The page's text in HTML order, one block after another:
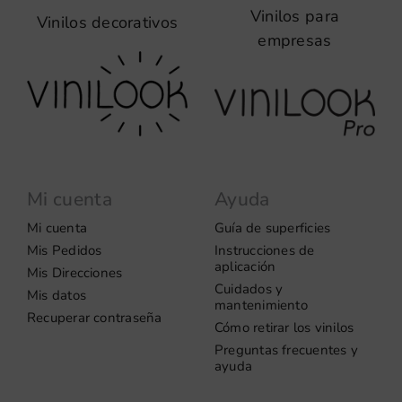
Vinilos decorativos
Mi cuenta
Mi cuenta
Mis Pedidos
Mis Direcciones
Mis datos
Recuperar contraseña
Ayuda
Guía de superficies
Instrucciones de
aplicación
Cuidados y
mantenimiento
Cómo retirar los vinilos
Preguntas frecuentes y
ayuda
Vinilos para
empresas